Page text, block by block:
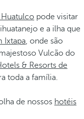
pode visitar
e a ilha que
Ixtapa, onde são
Vulcão do
& Resorts de
toda a família.
de nossos hotéis